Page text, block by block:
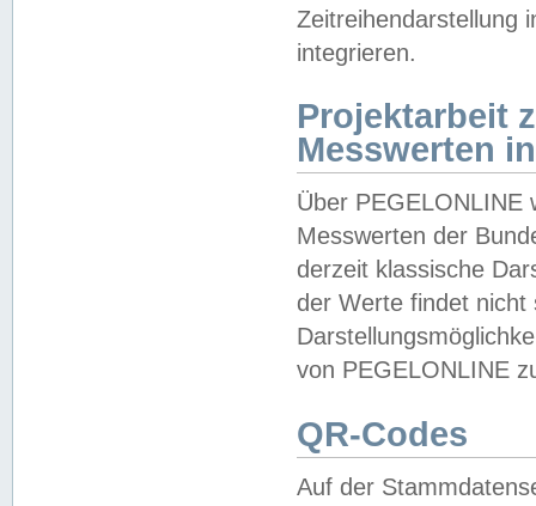
Zeitreihendarstellung
integrieren.
Projektarbeit
Messwerten
Über PEGELONLINE
Messwerten der
derzeit klassische
der Werte findet
von PEGELONLINE
QR-Codes
Auf der